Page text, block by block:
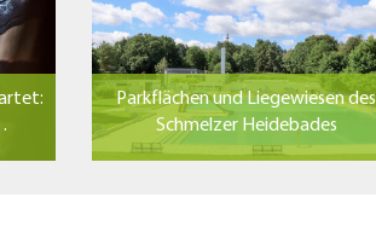
Parkflächen und Liegewiesen des
Schmelzer Heidebades